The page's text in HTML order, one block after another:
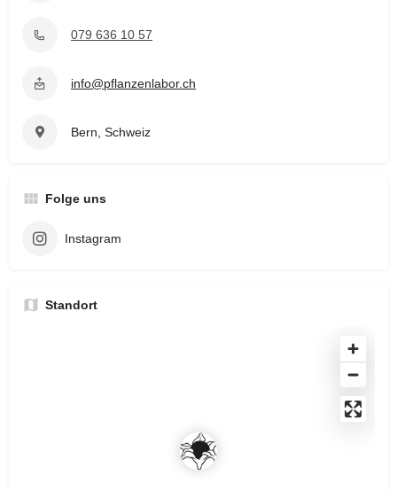
079 636 10 57
info@pflanzenlabor.ch
Bern, Schweiz
Folge uns
Instagram
Standort